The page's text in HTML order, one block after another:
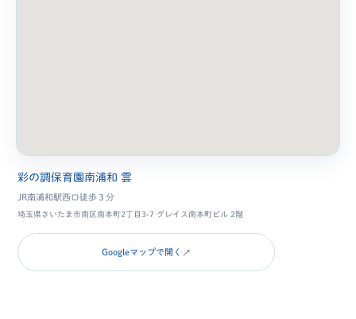
彩の調保育園南浦和 雲
JR南浦和駅西口徒歩３分
埼玉県さいたま市南区南本町2丁目3-7 グレイス南本町ビル 2階
Googleマップで開く ↗